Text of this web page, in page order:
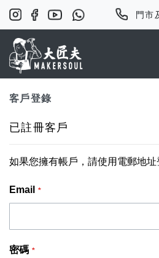
門市
客戶登錄
已註冊客戶
如果您擁有帳戶，請使用電郵地址
Email
密碼